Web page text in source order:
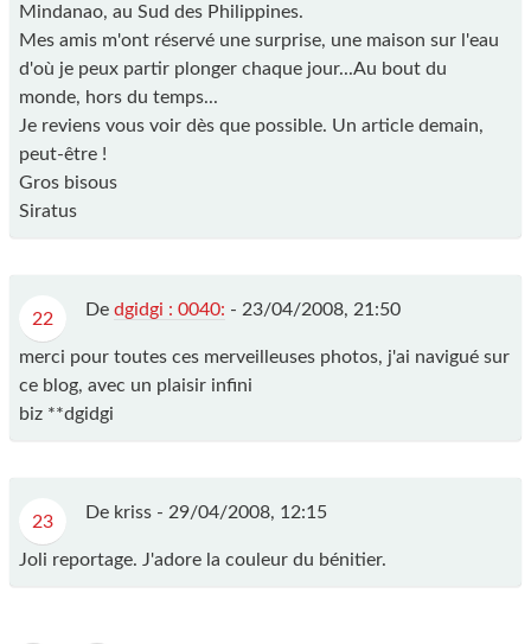
Mindanao, au Sud des Philippines.
Mes amis m'ont réservé une surprise, une maison sur l'eau
d'où je peux partir plonger chaque jour...Au bout du
monde, hors du temps...
Je reviens vous voir dès que possible. Un article demain,
peut-être !
Gros bisous
Siratus
22 De dgidgi : 0040: - 23/04/2008, 21:50
merci pour toutes ces merveilleuses photos, j'ai navigué sur
ce blog, avec un plaisir infini
biz **dgidgi
23 De kriss - 29/04/2008, 12:15
Joli reportage. J'adore la couleur du bénitier.